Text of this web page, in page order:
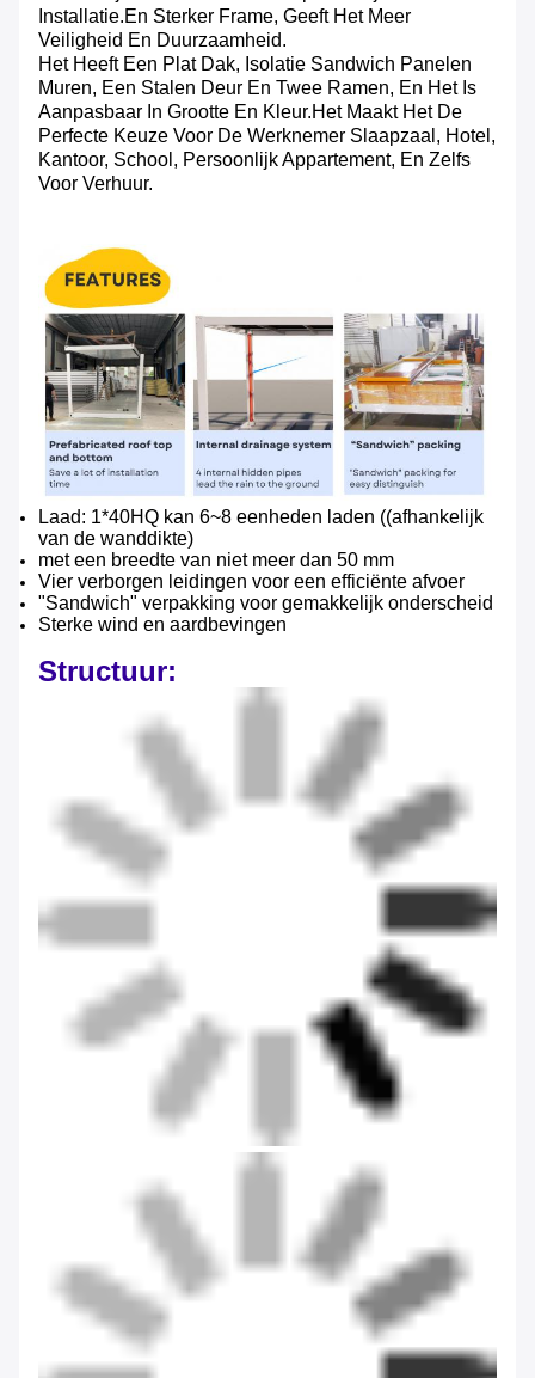
Installatie.en Sterker Frame, Geeft Het Meer
Veiligheid En Duurzaamheid.
Het Heeft Een Plat Dak, Isolatie Sandwich Panelen
Muren, Een Stalen Deur En Twee Ramen, En Het Is
Aanpasbaar In Grootte En Kleur.Het Maakt Het De
Perfecte Keuze Voor De Werknemer Slaapzaal, Hotel,
Kantoor, School, Persoonlijk Appartement, En Zelfs
Voor Verhuur.
Laad: 1*40HQ kan 6~8 eenheden laden ((afhankelijk
van de wanddikte)
met een breedte van niet meer dan 50 mm
Vier verborgen leidingen voor een efficiënte afvoer
"Sandwich" verpakking voor gemakkelijk onderscheid
Sterke wind en aardbevingen
Structuur: